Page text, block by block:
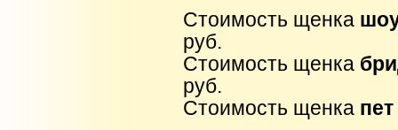
Стоимость щенка
руб.
Стоимость щенка
руб.
Стоимость щенка